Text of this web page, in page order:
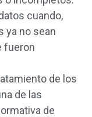
cuando,
ya no sean
fueron
de los
de las
de